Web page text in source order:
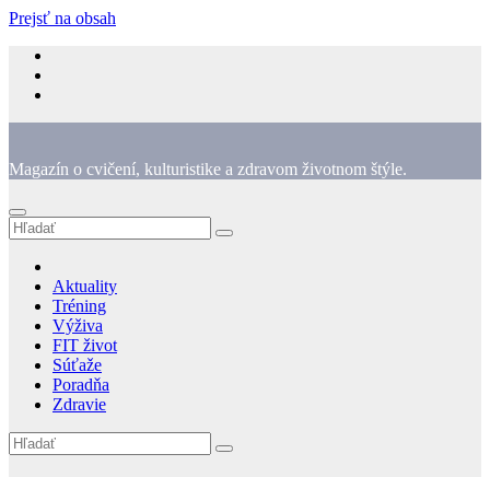
Prejsť na obsah
Magazín o cvičení, kulturistike a zdravom životnom štýle.
Aktuality
Tréning
Výživa
FIT život
Súťaže
Poradňa
Zdravie